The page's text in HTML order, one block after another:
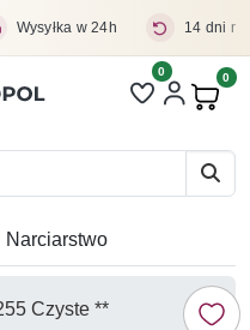
Wysyłka w 24h 14 dni
Liczba pozycji
0 0
Narciarstwo